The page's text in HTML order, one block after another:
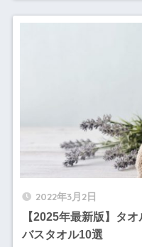
2022年3月2日
【2025年最新版】タ
バスタオル10選